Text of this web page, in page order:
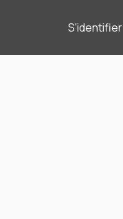
S'identifier